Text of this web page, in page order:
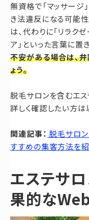
無資格で「マッサージ
き法違反になる可能
は、代わりに「リラクゼ
ア」といった言葉に置
不安がある場合は、
ょう。
脱毛サロンを含むエ
詳しく確認したい方は
関連記事： 脱毛サロ
すすめの集客方法を
エステサ
果的な